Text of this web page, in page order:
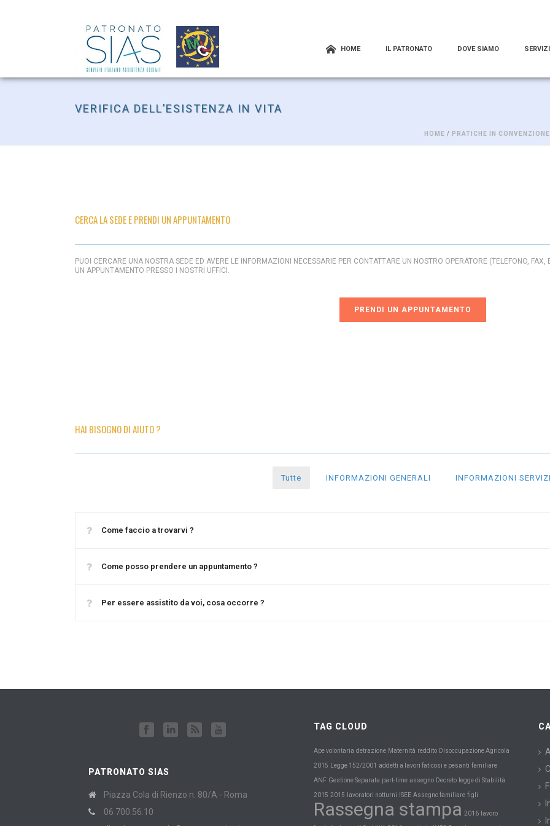
HOME IL PATRONATO DOVE SIAMO SERVIZI
VERIFICA DELL’ESISTENZA IN VITA
HOME / PRATICHE IN
CERCA LA SEDE E PRENDI UN APPUNTAMENTO
PUOI CERCARE UNA NOSTRA SEDE ED AVERE LE INFORMAZIONI NECESSARIE PER CONTATTARE UN NOSTRO OPERATORE (TELEFONO,
UN APPUNTAMENTO PRESSO I NOSTRI UFFICI.
PRENDI UN APPUNTAMENTO
HAI BISOGNO DI AIUTO ?
Tutte INFORMAZIONI GENERALI INFORMAZIONI
Come faccio a trovarvi ?
Come posso prendere un appuntamento ?
Per essere assistito da voi, cosa occorre ?
PATRONATO SIAS
Piazza Cola di Rienzo n. 80/A - Roma
06 700.56.10
TAG CLOUD
Ape volontaria detrazione Maternità reddito Disoccupazione Agricola
2015 Legge 152/2001 addetti a lavori faticosi e pesanti familiare
ANF Gestione Separata part-time assegno Decreto legge di Stabilità
2015 2015 lavoratori notturni ISEE Assegno familiare figli
Rassegna stampa 2016 lavoro